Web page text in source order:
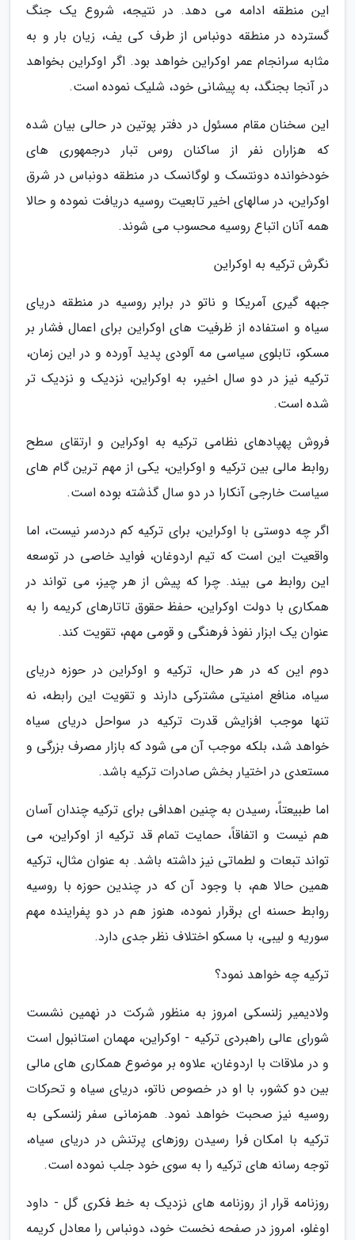
این منطقه ادامه می دهد. در نتیجه، شروع یک جنگ
گسترده در منطقه دونباس از طرف کی یف، زیان بار و به
مثابه سرانجام عمر اوکراین خواهد بود. اگر اوکراین بخواهد
در آنجا بجنگد، به پیشانی خود، شلیک نموده است.
این سخنان مقام مسئول در دفتر پوتین در حالی بیان شده
که هزاران نفر از ساکنان روس تبار درجمهوری های
خودخوانده دونتسک و لوگانسک در منطقه دونباس در شرق
اوکراین، در سالهای اخیر تابعیت روسیه دریافت نموده و حالا
همه آنان اتباع روسیه محسوب می شوند.
نگرش ترکیه به اوکراین
جبهه گیری آمریکا و ناتو در برابر روسیه در منطقه دریای
سیاه و استفاده از ظرفیت های اوکراین برای اعمال فشار بر
مسکو، تابلوی سیاسی مه آلودی پدید آورده و در این زمان،
ترکیه نیز در دو سال اخیر، به اوکراین، نزدیک و نزدیک تر
شده است.
فروش پهپادهای نظامی ترکیه به اوکراین و ارتقای سطح
روابط مالی بین ترکیه و اوکراین، یکی از مهم ترین گام های
سیاست خارجی آنکارا در دو سال گذشته بوده است.
اگر چه دوستی با اوکراین، برای ترکیه کم دردسر نیست، اما
واقعیت این است که تیم اردوغان، فواید خاصی در توسعه
این روابط می بیند. چرا که پیش از هر چیز، می تواند در
همکاری با دولت اوکراین، حفظ حقوق تاتارهای کریمه را به
عنوان یک ابزار نفوذ فرهنگی و قومی مهم، تقویت کند.
دوم این که در هر حال، ترکیه و اوکراین در حوزه دریای
سیاه، منافع امنیتی مشترکی دارند و تقویت این رابطه، نه
تنها موجب افزایش قدرت ترکیه در سواحل دریای سیاه
خواهد شد، بلکه موجب آن می شود که بازار مصرف بزرگی و
مستعدی در اختیار بخش صادرات ترکیه باشد.
اما طبیعتاً، رسیدن به چنین اهدافی برای ترکیه چندان آسان
هم نیست و اتفاقاً، حمایت تمام قد ترکیه از اوکراین، می
تواند تبعات و لطماتی نیز داشته باشد. به عنوان مثال، ترکیه
همین حالا هم، با وجود آن که در چندین حوزه با روسیه
روابط حسنه ای برقرار نموده، هنوز هم در دو پفراینده مهم
سوریه و لیبی، با مسکو اختلاف نظر جدی دارد.
ترکیه چه خواهد نمود؟
ولادیمیر زلنسکی امروز به منظور شرکت در نهمین نشست
شورای عالی راهبردی ترکیه - اوکراین، مهمان استانبول است
و در ملاقات با اردوغان، علاوه بر موضوع همکاری های مالی
بین دو کشور، با او در خصوص ناتو، دریای سیاه و تحرکات
روسیه نیز صحبت خواهد نمود. همزمانی سفر زلنسکی به
ترکیه با امکان فرا رسیدن روزهای پرتنش در دریای سیاه،
توجه رسانه های ترکیه را به سوی خود جلب نموده است.
روزنامه قرار از روزنامه های نزدیک به خط فکری گل - داود
اوغلو، امروز در صفحه نخست خود، دونباس را معادل کریمه